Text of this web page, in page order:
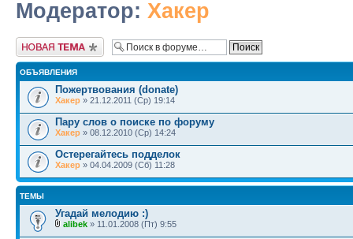
Модератор: Хакер
Новая тема
ОБЪЯВЛЕНИЯ
Пожертвования (donate)
Хакер » 21.12.2011 (Ср) 19:14
Пару слов о поиске по форуму
Хакер » 08.12.2010 (Ср) 14:24
Остерегайтесь подделок
Хакер » 04.04.2009 (Сб) 11:28
ТЕМЫ
Угадай мелодию :)
alibek » 11.01.2008 (Пт) 9:55